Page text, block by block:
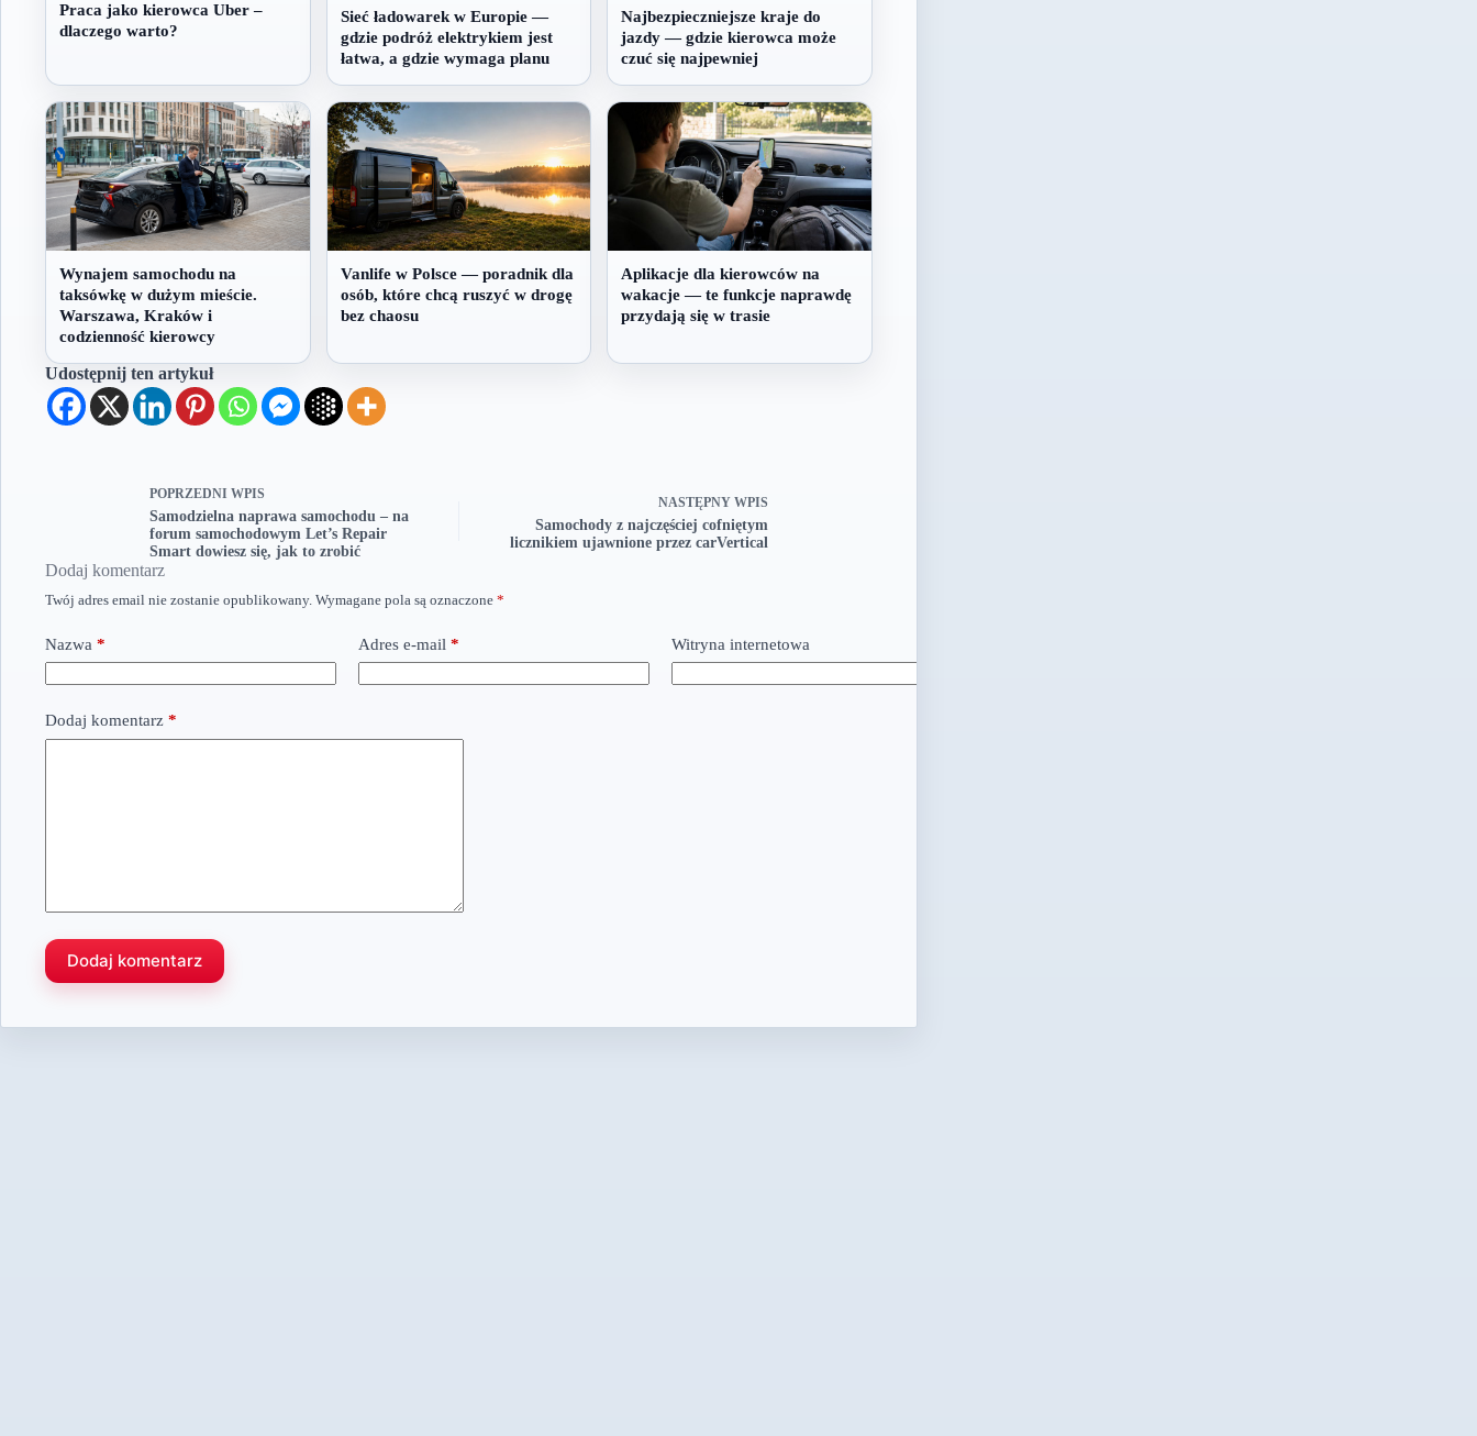
Praca jako kierowca Uber –
dlaczego warto?
Sieć ładowarek w Europie —
gdzie podróż elektrykiem jest
łatwa, a gdzie wymaga planu
Najbezpieczniejsze kraje do
jazdy — gdzie kierowca może
czuć się najpewniej
Wynajem samochodu na
taksówkę w dużym mieście.
Warszawa, Kraków i
codzienność kierowcy
Vanlife w Polsce — poradnik dla
osób, które chcą ruszyć w drogę
bez chaosu
Aplikacje dla kierowców na
wakacje — te funkcje naprawdę
przydają się w trasie
Udostępnij ten artykuł
POPRZEDNI WPIS
Samodzielna naprawa samochodu – na
forum samochodowym Let’s Repair
Smart dowiesz się, jak to zrobić
NASTĘPNY WPIS
Samochody z najczęściej cofniętym
licznikiem ujawnione przez carVertical
Dodaj komentarz
Twój adres email nie zostanie opublikowany. Wymagane pola są oznaczone *
Nazwa * Adres e-mail * Witryna internetowa
Dodaj komentarz *
Dodaj komentarz